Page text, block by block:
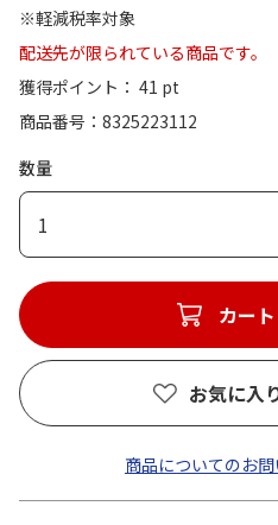
※軽減税率対象
配送先が限られている商品です。
獲得ポイント： 41 pt
商品番号
8325223112
数量
1
カー
お気に入
商品についてのお